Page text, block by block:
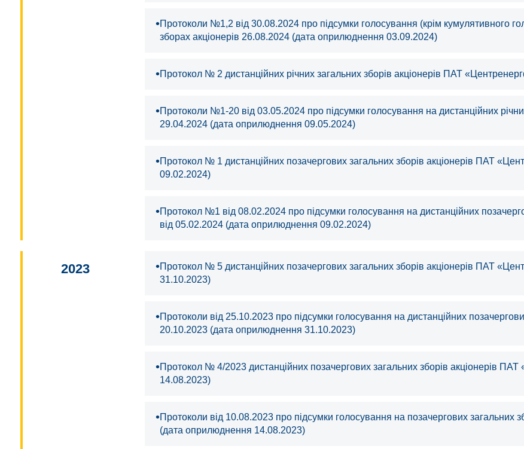
•Протоколи №1,2 від 30.08.2024 про підсумки голосування (крім кумулятивного
зборах акціонерів 26.08.2024 (дата оприлюднення 03.09.2024)
•Протокол № 2 дистанційних річних загальних зборів акціонерів ПАТ
•Протоколи №1-20 від 03.05.2024 про підсумки голосування на дистанційних
29.04.2024 (дата оприлюднення 09.05.2024)
•Протокол № 1 дистанційних позачергових загальних зборів акціонерів ПАТ
09.02.2024)
•Протокол №1 від 08.02.2024 про підсумки голосування на дистанційних
від 05.02.2024 (дата оприлюднення 09.02.2024)
2023 •Протокол № 5 дистанційних позачергових загальних зборів акціонерів ПАТ
31.10.2023)
•Протоколи від 25.10.2023 про підсумки голосування на дистанційних
20.10.2023 (дата оприлюднення 31.10.2023)
•Протокол № 4/2023 дистанційних позачергових загальних зборів акціонерів
14.08.2023)
•Протоколи від 10.08.2023 про підсумки голосування на позачергових загальних
(дата оприлюднення 14.08.2023)